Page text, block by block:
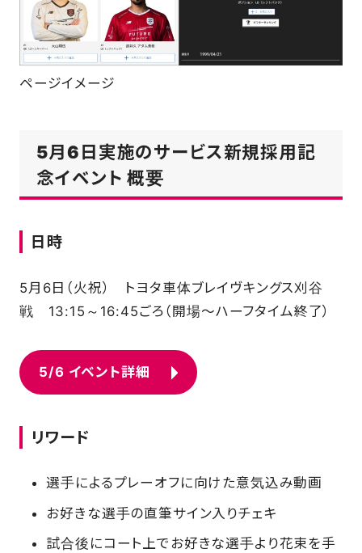
ページイメージ
5月6日実施のサービス新規採用記
念イベント 概要
日時
5月6日（火祝） トヨタ車体ブレイヴキングス刈谷
戦 13:15～16:45ごろ（開場～ハーフタイム終了）
5/6 イベント詳細
リワード
選手によるプレーオフに向けた意気込み動画
お好きな選手の直筆サイン入りチェキ
試合後にコート上でお好きな選手より花束を手